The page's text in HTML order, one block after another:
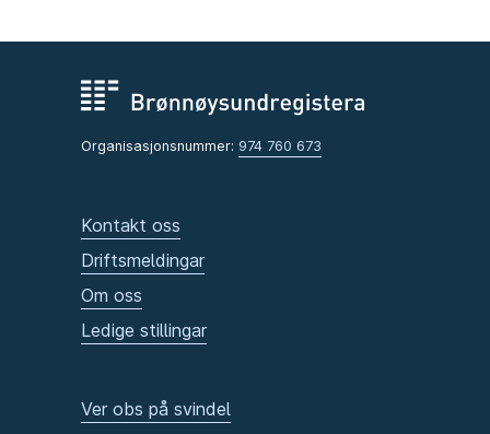
Organisasjonsnummer: 974 760 673
Kontakt oss
Driftsmeldingar
Om oss
Ledige stillingar
Ver obs på svindel